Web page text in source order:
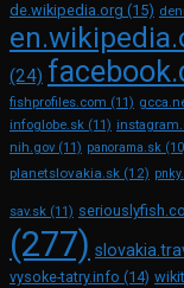
de.wikipedia.org (15)
(24)
fishprofiles.com (11)
infoglobe.sk (11)
nih.gov (11) panorama.sk
planetslovakia.sk (12)
sav.sk (11)
(277)
vysoke-tatry.info (14)